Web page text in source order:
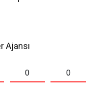
Ajansı
0 0